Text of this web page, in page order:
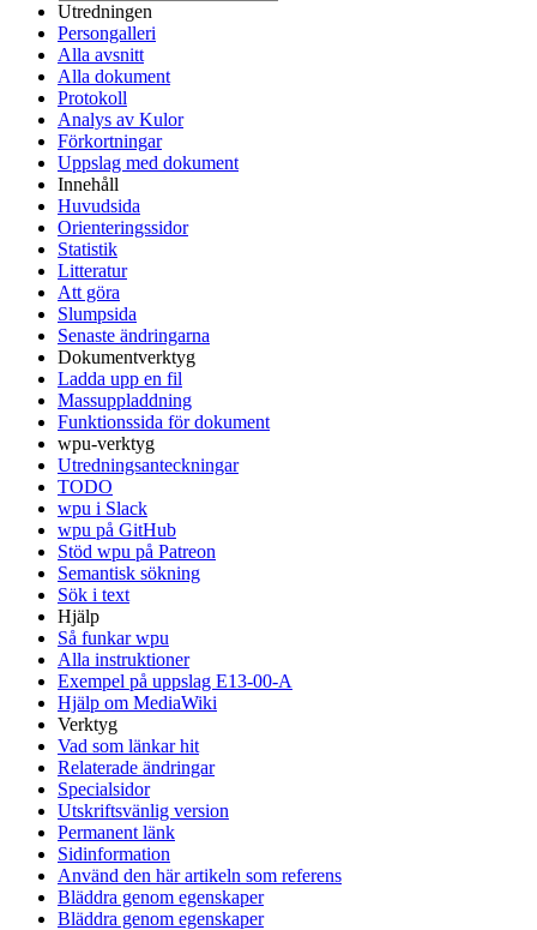
Utredningen
Persongalleri
Alla avsnitt
Alla dokument
Protokoll
Analys av Kulor
Förkortningar
Uppslag med dokument
Innehåll
Huvudsida
Orienteringssidor
Statistik
Litteratur
Att göra
Slumpsida
Senaste ändringarna
Dokumentverktyg
Ladda upp en fil
Massuppladdning
Funktionssida för dokument
wpu-verktyg
Utredningsanteckningar
TODO
wpu i Slack
wpu på GitHub
Stöd wpu på Patreon
Semantisk sökning
Sök i text
Hjälp
Så funkar wpu
Alla instruktioner
Exempel på uppslag E13-00-A
Hjälp om MediaWiki
Verktyg
Vad som länkar hit
Relaterade ändringar
Specialsidor
Utskriftsvänlig version
Permanent länk
Sidinformation
Använd den här artikeln som referens
Bläddra genom egenskaper
Bläddra genom egenskaper